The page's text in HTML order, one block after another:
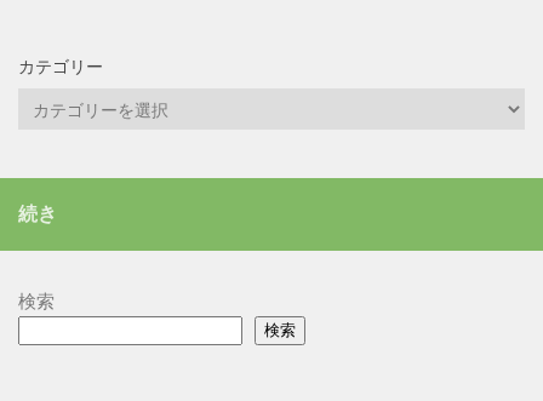
カテゴリー
ー
続き
検索
検索